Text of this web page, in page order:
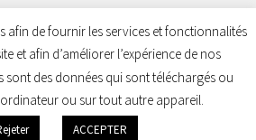
© 2026. Tous droits réservés.
afin de fournir les services et fonctionnalités
et afin d’améliorer l’expérience de nos
sont des données qui sont téléchargés ou
ou sur tout autre appareil.
ACCEPTER